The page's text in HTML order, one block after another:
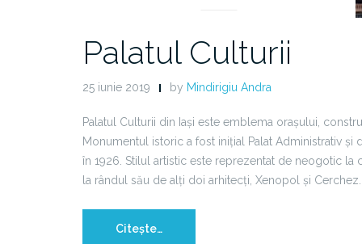
Palatul Culturii
25 iunie 2019 by Mindirigiu Andra
Palatul Culturii din Iași este emblema orașului,
Monumentul istoric a fost inițial Palat Administrativ
în 1926. Stilul artistic este reprezentat de neogotic la
la rândul său de alți doi arhitecți, Xenopol și Cerchez.
Citește…